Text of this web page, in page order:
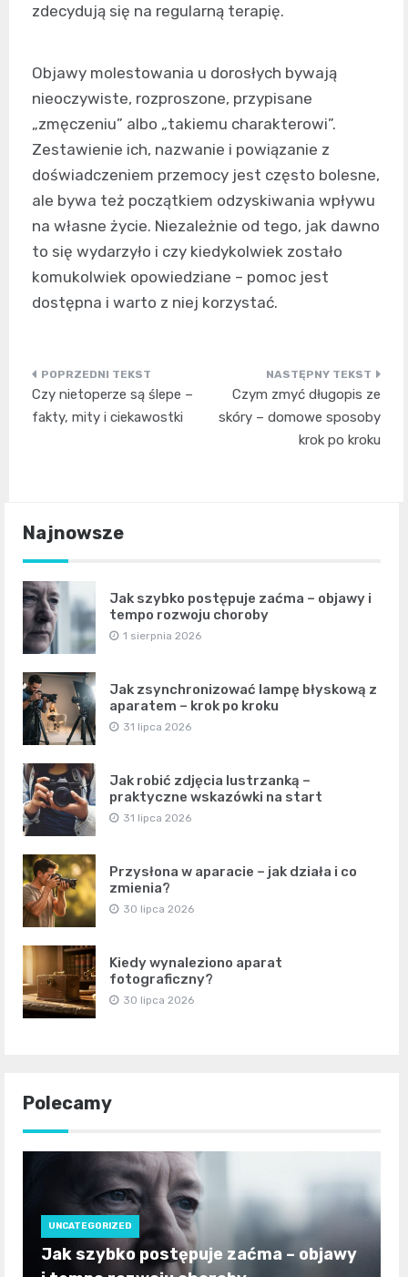
zdecydują się na regularną terapię.
Objawy molestowania u dorosłych bywają
nieoczywiste, rozproszone, przypisane
„zmęczeniu” albo „takiemu charakterowi”.
Zestawienie ich, nazwanie i powiązanie z
doświadczeniem przemocy jest często bolesne,
ale bywa też początkiem odzyskiwania wpływu
na własne życie. Niezależnie od tego, jak dawno
to się wydarzyło i czy kiedykolwiek zostało
komukolwiek opowiedziane – pomoc jest
dostępna i warto z niej korzystać.
Nawigacja
wpisu
Czy nietoperze są ślepe –
fakty, mity i ciekawostki
Czym zmyć długopis ze
skóry – domowe sposoby
krok po kroku
Najnowsze
Jak szybko postępuje zaćma – objawy i
tempo rozwoju choroby
1 sierpnia 2026
Jak zsynchronizować lampę błyskową z
aparatem – krok po kroku
31 lipca 2026
Jak robić zdjęcia lustrzanką –
praktyczne wskazówki na start
31 lipca 2026
Przysłona w aparacie – jak działa i co
zmienia?
30 lipca 2026
Kiedy wynaleziono aparat
fotograficzny?
30 lipca 2026
Polecamy
UNCATEGORIZED
Jak szybko postępuje zaćma – objawy